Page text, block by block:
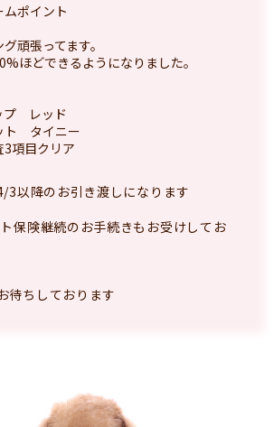
ポイント
頑張ってます。
ほどできるようになりました。
プ レッド
ト タイニー
項目クリア
3以降のお引き渡しになります
保険継続のお手続きもお受けしてお
待ちしております